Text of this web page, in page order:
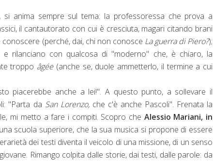
si anima sempre sul tema: la professoressa che prova a
il cantautorato con cui è cresciuta, magari citando brani
(perché, dai, chi non conosce La guerra di Piero?);
rilanciano con qualcosa di "moderno" che, è chiaro, la
troppo âgée (anche se, duole ammetterlo, il termine a cui
piacerebbe anche a lei!". A questo punto, a sollevare il
"Parta da San Lorenzo, che c'è anche Pascoli". Frenata la
mi metto a fare i compiti. Scopro che Alessio Mariani, in
scuola superiore, che la sua musica si propone di essere
dei testi diventa il veicolo di una missione, di un senso
Rimango colpita dalle storie, dai testi, dalle parole: da